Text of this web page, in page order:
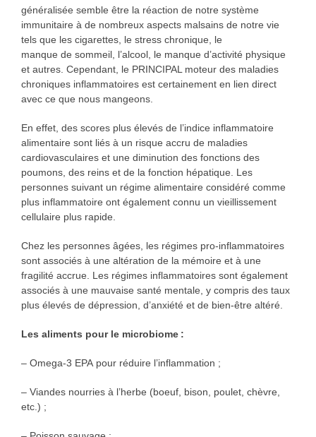
généralisée semble être la réaction de notre système
immunitaire à de nombreux aspects malsains de notre vie
tels que les cigarettes, le stress chronique, le
manque de sommeil, l’alcool, le manque d’activité physique
et autres. Cependant, le PRINCIPAL moteur des maladies
chroniques inflammatoires est certainement en lien direct
avec ce que nous mangeons.
En effet, des scores plus élevés de l’indice inflammatoire
alimentaire sont liés à un risque accru de maladies
cardiovasculaires et une diminution des fonctions des
poumons, des reins et de la fonction hépatique. Les
personnes suivant un régime alimentaire considéré comme
plus inflammatoire ont également connu un vieillissement
cellulaire plus rapide.
Chez les personnes âgées, les régimes pro-inflammatoires
sont associés à une altération de la mémoire et à une
fragilité accrue. Les régimes inflammatoires sont également
associés à une mauvaise santé mentale, y compris des taux
plus élevés de dépression, d’anxiété et de bien-être altéré.
Les aliments pour le microbiome :
– Omega-3 EPA pour réduire l’inflammation ;
– Viandes nourries à l’herbe (boeuf, bison, poulet, chèvre,
etc.) ;